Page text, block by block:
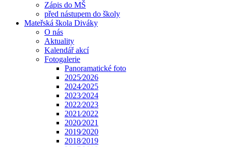
Zápis do MŠ
před nástupem do školy
Mateřská škola Diváky
O nás
Aktuality
Kalendář akcí
Fotogalerie
Panoramatické foto
2025⁄2026
2024⁄2025
2023⁄2024
2022⁄2023
2021⁄2022
2020⁄2021
2019⁄2020
2018⁄2019